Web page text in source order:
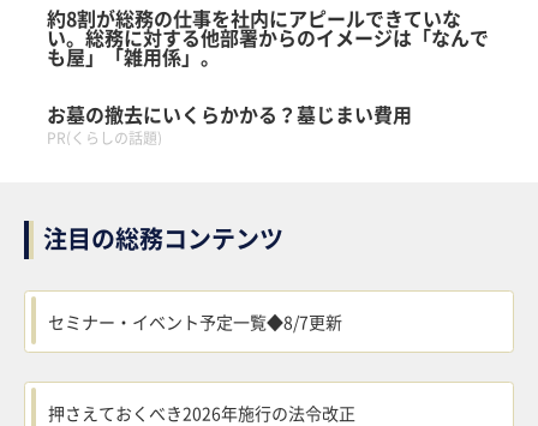
約8割が総務の仕事を社内にアピールできていな
い。総務に対する他部署からのイメージは「なんで
も屋」「雑用係」。
お墓の撤去にいくらかかる？墓じまい費用
PR(くらしの話題)
注目の総務コンテンツ
セミナー・イベント予定一覧◆8/7更新
押さえておくべき2026年施行の法令改正